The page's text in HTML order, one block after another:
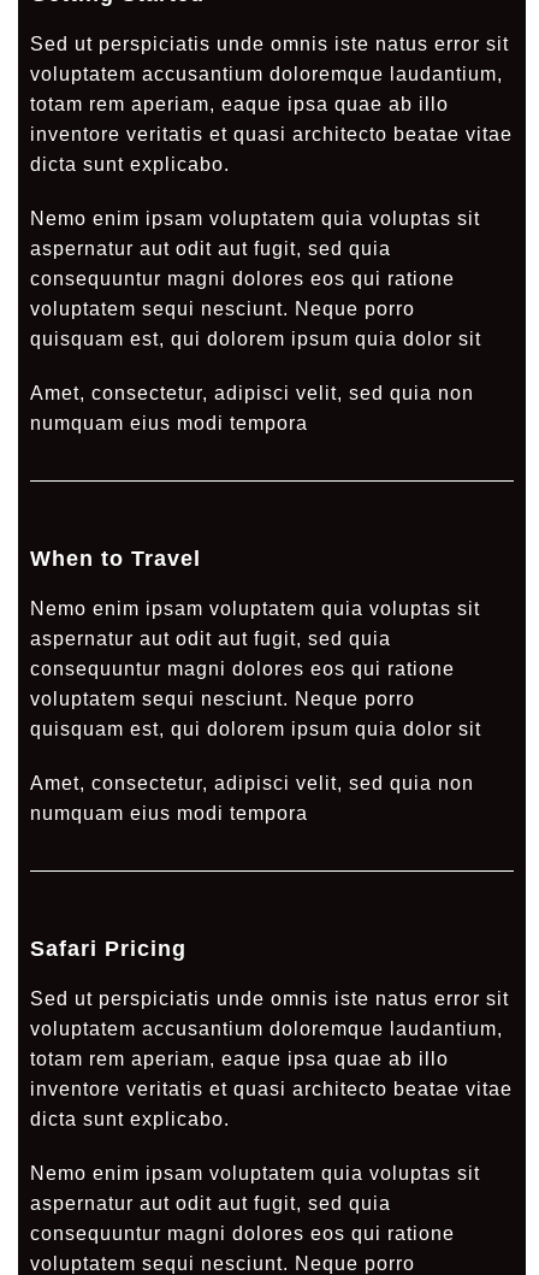
Sed ut perspiciatis unde omnis iste natus error sit
voluptatem accusantium doloremque laudantium,
totam rem aperiam, eaque ipsa quae ab illo
inventore veritatis et quasi architecto beatae vitae
dicta sunt explicabo.
Nemo enim ipsam voluptatem quia voluptas sit
aspernatur aut odit aut fugit, sed quia
consequuntur magni dolores eos qui ratione
voluptatem sequi nesciunt. Neque porro
quisquam est, qui dolorem ipsum quia dolor sit
Amet, consectetur, adipisci velit, sed quia non
numquam eius modi tempora
When to Travel
Nemo enim ipsam voluptatem quia voluptas sit
aspernatur aut odit aut fugit, sed quia
consequuntur magni dolores eos qui ratione
voluptatem sequi nesciunt. Neque porro
quisquam est, qui dolorem ipsum quia dolor sit
Amet, consectetur, adipisci velit, sed quia non
numquam eius modi tempora
Safari Pricing
Sed ut perspiciatis unde omnis iste natus error sit
voluptatem accusantium doloremque laudantium,
totam rem aperiam, eaque ipsa quae ab illo
inventore veritatis et quasi architecto beatae vitae
dicta sunt explicabo.
Nemo enim ipsam voluptatem quia voluptas sit
aspernatur aut odit aut fugit, sed quia
consequuntur magni dolores eos qui ratione
voluptatem sequi nesciunt. Neque porro